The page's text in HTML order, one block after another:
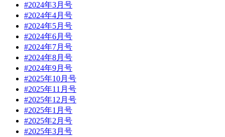
#2024年3月号
#2024年4月号
#2024年5月号
#2024年6月号
#2024年7月号
#2024年8月号
#2024年9月号
#2025年10月号
#2025年11月号
#2025年12月号
#2025年1月号
#2025年2月号
#2025年3月号